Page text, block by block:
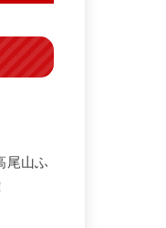
尾山ふ